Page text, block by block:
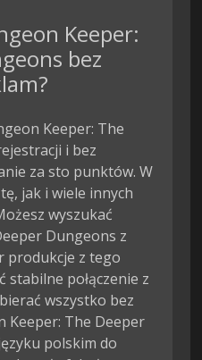
Keeper:
bez
Keeper: The
i bez
za sto punktów. W
jak i wiele innych
wyszukać
Dungeons z
produkcje z tego
stabilne połączenie z
wszystko bez
Keeper: The Deeper
polskim do